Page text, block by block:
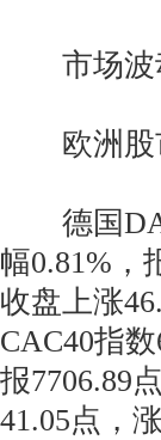
市场波
欧洲股
德国
幅0.81%，
收盘上涨
CAC40指
报7706.89
41.05点，